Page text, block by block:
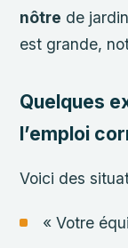
nôtre de
est grande,
Quelques
l’emploi
Voici des
« Votre